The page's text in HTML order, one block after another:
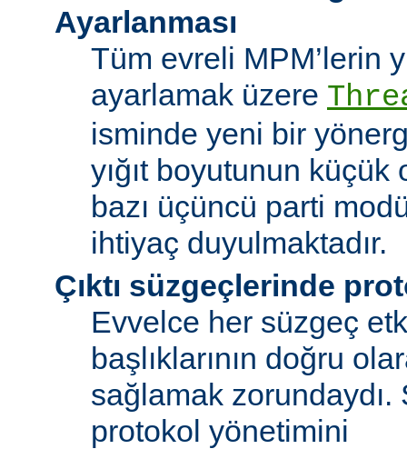
Ayarlanması
Tüm evreli MPM’lerin
ayarlamak üzere
isminde yeni bir
yığıt boyutunun
bazı üçüncü parti
ihtiyaç duyulmaktadır.
Çıktı süzgeçlerinde
Evvelce her süzgeç
başlıklarının doğru
sağlamak zorundaydı.
protokol yönetimini